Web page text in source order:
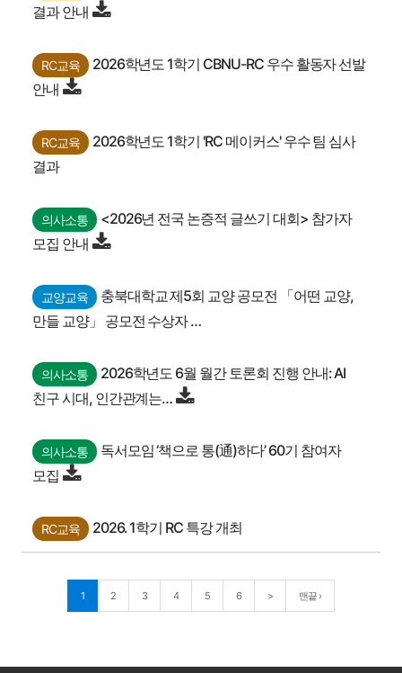
결과 안내
RC교육
2026학년도 1학기 CBNU-RC 우수 활동자 선발
안내
RC교육
2026학년도 1학기 'RC 메이커스' 우수 팀 심사
결과
의사소통
<2026년 전국 논증적 글쓰기 대회> 참가자
모집 안내
교양교육
충북대학교 제5회 교양 공모전 「어떤 교양,
만들 교양」 공모전 수상자 …
의사소통
2026학년도 6월 월간 토론회 진행 안내: AI
친구 시대, 인간관계는…
의사소통
독서모임 ‘책으로 통(通)하다’ 60기 참여자
모집
RC교육 2026. 1학기 RC 특강 개최
1 2 3 4 5 6 > 맨끝 ›